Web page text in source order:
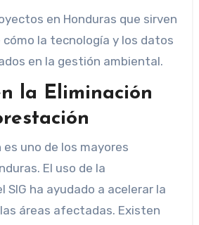
en Honduras que sirven
cómo la tecnología y los datos
en la gestión ambiental.
la Eliminación
uno de los mayores
El uso de la
SIG ha ayudado a acelerar la
áreas afectadas. Existen